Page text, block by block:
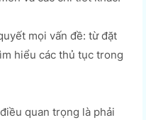
mọi vấn đề: từ đặt
hiểu các thủ tục trong
quan trọng là phải